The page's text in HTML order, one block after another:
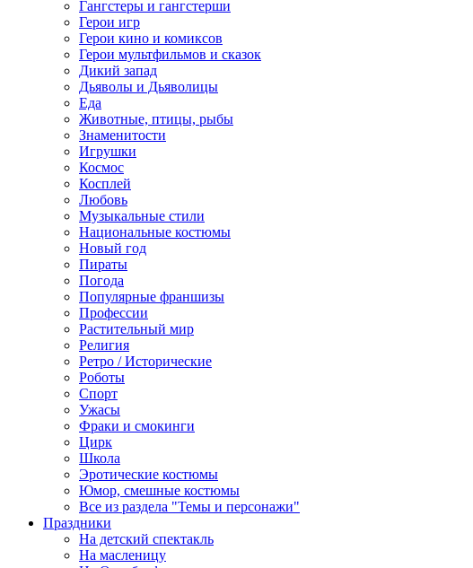
Гангстеры и гангстерши
Герои игр
Герои кино и комиксов
Герои мультфильмов и сказок
Дикий запад
Дьяволы и Дьяволицы
Еда
Животные, птицы, рыбы
Знаменитости
Игрушки
Космос
Косплей
Любовь
Музыкальные стили
Национальные костюмы
Новый год
Пираты
Погода
Популярные франшизы
Профессии
Растительный мир
Религия
Ретро / Исторические
Роботы
Спорт
Ужасы
Фраки и смокинги
Цирк
Школа
Эротические костюмы
Юмор, смешные костюмы
Все из раздела "Темы и персонажи"
Праздники
На детский спектакль
На масленицу